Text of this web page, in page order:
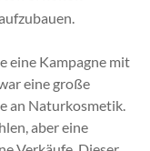
eine Kampagne mit
eine große
an Naturkosmetik.
aber eine